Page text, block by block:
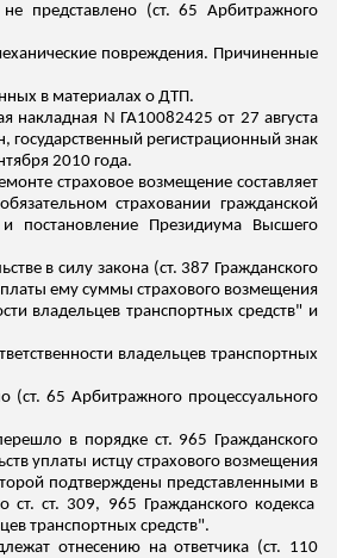
представлено (ст. 65 Арбитражного
повреждения. Причиненные
в материалах о ДТП.
накладная N ГА10082425 от 27 августа
государственный регистрационный знак
2010 года.
страховое возмещение составляет
страховании гражданской
постановление Президиума Высшего
в силу закона (ст. 387 Гражданского
ему суммы страхового возмещения
владельцев транспортных средств" и
владельцев транспортных
(ст. 65 Арбитражного процессуального
в порядке ст. 965 Гражданского
уплаты истцу страхового возмещения
подтверждены представленными в
ст. ст. 309, 965 Гражданского кодекса
транспортных средств".
отнесению на ответчика (ст. 110